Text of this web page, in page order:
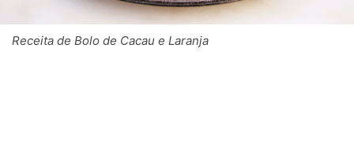
Receita de Bolo de Cacau e Laranja